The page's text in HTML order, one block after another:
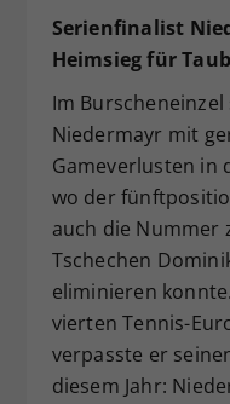
Serienfinalist
Heimsieg für
Im
Niedermayr mit
Gameverlusten in
wo der
auch die Nummer
Tschechen
eliminieren
vierten Tennis-
verpasste er
diesem Jahr: